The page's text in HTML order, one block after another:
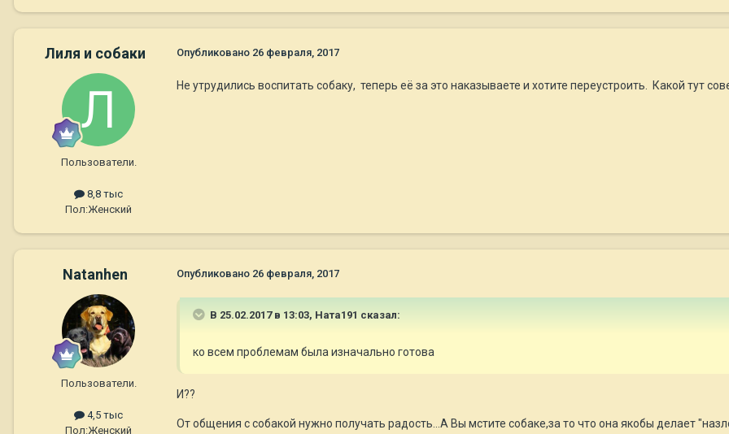
Лиля и собаки
Пользователи.
8,8 тыс
Пол:Женский
Опубликовано 26 февраля, 2017
Не утрудились воспитать собаку, теперь её за это наказываете и хотите переустроить. Какой тут
Natanhen
Пользователи.
4,5 тыс
Пол:Женский
Опубликовано 26 февраля, 2017
В 25.02.2017 в 13:03, Ната191 сказал:
ко всем проблемам была изначально готова
И??
От общения с собакой нужно получать радость...А Вы мстите собаке,за то что она якобы делает